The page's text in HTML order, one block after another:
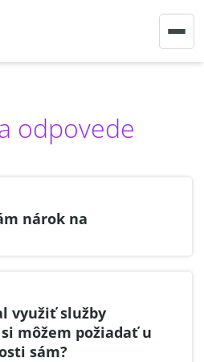
odpovede
nárok na
využiť služby
môžem požiadať u
sám?